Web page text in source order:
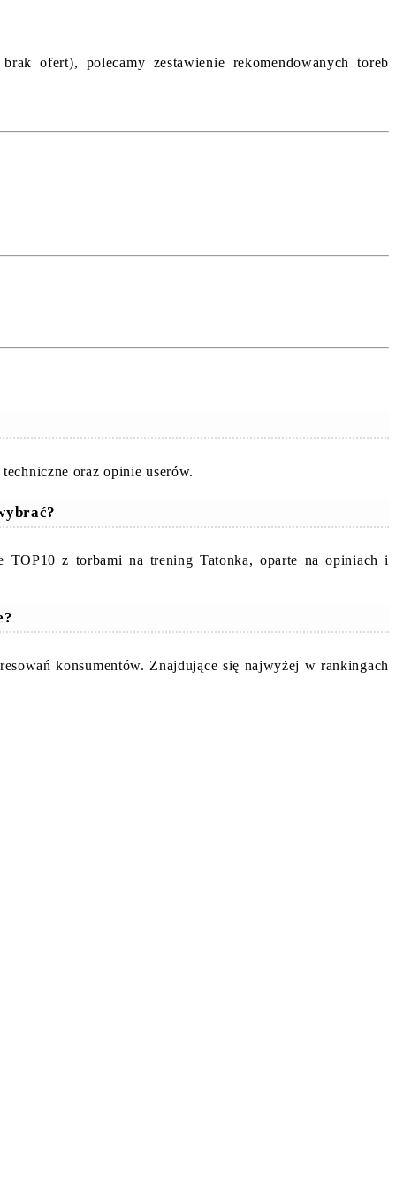
ofert), polecamy zestawienie rekomendowanych toreb
oraz opinie userów.
TOP10 z torbami na trening Tatonka, oparte na opiniach i
konsumentów. Znajdujące się najwyżej w rankingach